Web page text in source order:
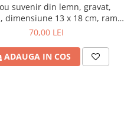
ani🏛✨
cinci secole, acest loc a fost
au scris istoria orașului.
deja un centru comercial
judecată. În fața actualei
legați și pedepsiți cei care
suvenir din lemn, gravat,
dimensiune 13 x 18 cm, rama
inclusa
70,00 LEI
ADAUGA IN COS